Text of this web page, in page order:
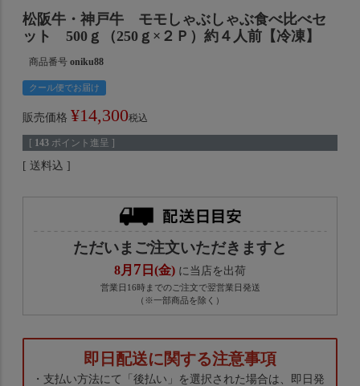
松阪牛・神戸牛 モモしゃぶしゃぶ食べ比べセ
ット 500ｇ（250ｇ×２Ｐ）約４人前【冷凍】
商品番号 oniku88
クール便でお届け
販売価格 ¥14,300税込
[ 143 ポイント進呈 ]
送料込
ただいまご注文いただきますと
8月 7 日(金) に当店を出荷
営業日16時までのご注文で翌営業日発送
（※一部商品を除く）
即日配送に関する注意事項
・支払い方法にて「後払い」を選択された場合は、即日発